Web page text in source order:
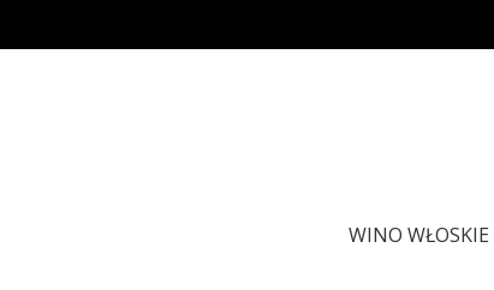
WINO WŁOSKIE